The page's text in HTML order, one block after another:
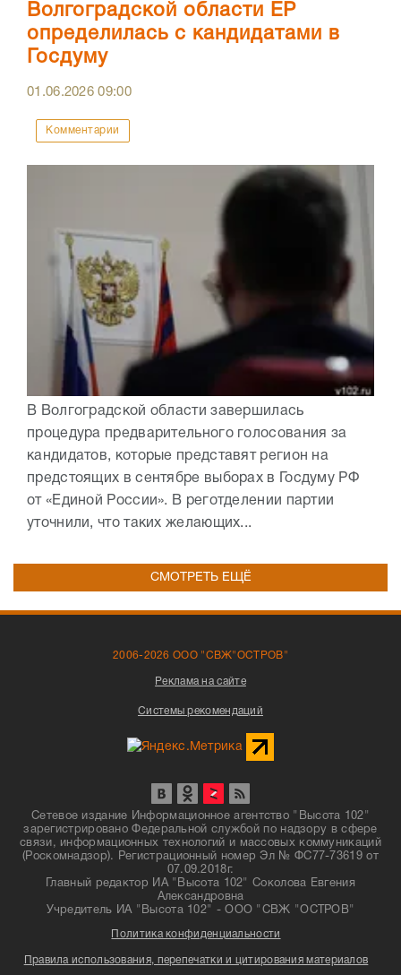
Волгоградской области ЕР
определилась с кандидатами в
Госдуму
01.06.202609:00
Комментарии
В Волгоградской области завершилась
процедура предварительного голосования за
кандидатов, которые представят регион на
предстоящих в сентябре выборах в Госдуму РФ
от «Единой России». В реготделении партии
уточнили, что таких желающих...
СМОТРЕТЬ ЕЩЁ
2006-2026 ООО "СВЖ"ОСТРОВ"
Реклама на сайте
Системы рекомендаций
Сетевое издание Информационное агентство "Высота 102"
зарегистрировано Федеральной службой по надзору в сфере
связи, информационных технологий и массовых коммуникаций
(Роскомнадзор). Регистрационный номер Эл № ФС77-73619 от
07.09.2018г.
Главный редактор ИА "Высота 102" Соколова Евгения
Александровна
Учредитель ИА "Высота 102" - ООО "СВЖ "ОСТРОВ"
Политика конфиденциальности
Правила использования, перепечатки и цитирования материалов